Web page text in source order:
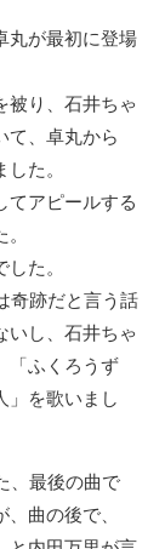
丸が最初に登場
被り、石井ちゃ
て、卓丸から
た。
てアピールする
た。
奇跡だと言う話
いし、石井ちゃ
「ふくろうず
」を歌いまし
、最後の曲で
曲の後で、